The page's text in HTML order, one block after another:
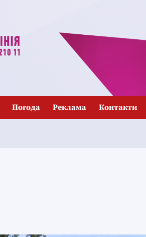
Погода Реклама Контакти